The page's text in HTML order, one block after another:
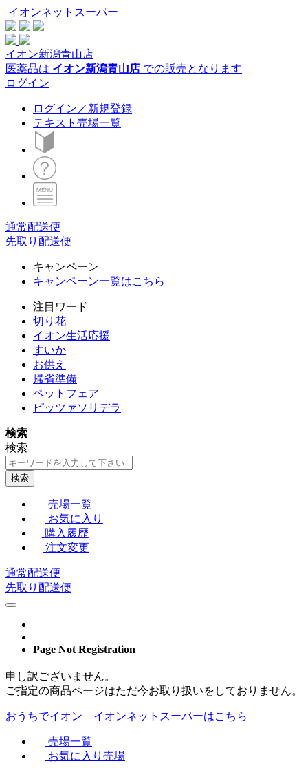
イオンネットスーパー
イオン新潟青山店
医薬品は イオン新潟青山店 での販売となります
ログイン
ログイン／新規登録
テキスト売場一覧
通常配送便
先取り配送便
キャンペーン
キャンペーン一覧はこちら
注目ワード
切り花
イオン生活応援
すいか
お供え
帰省準備
ペットフェア
ピッツァソリデラ
検索
検索
検索
売場一覧
お気に入り
購入履歴
注文変更
通常配送便
先取り配送便
Page Not Registration
申し訳ございません。
ご指定の商品ページはただ今お取り扱いをしておりません。
おうちでイオン イオンネットスーパーはこちら
売場一覧
お気に入り売場